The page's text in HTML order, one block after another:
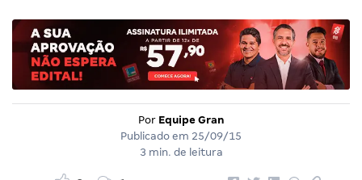
Por Equipe Gran
Publicado em 25/09/15
3 min. de leitura